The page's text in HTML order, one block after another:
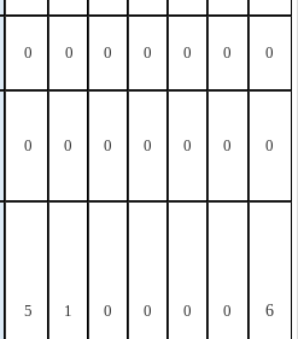
0 0 0 0 0 0 0
0 0 0 0 0 0 0
5 1 0 0 0 0 6